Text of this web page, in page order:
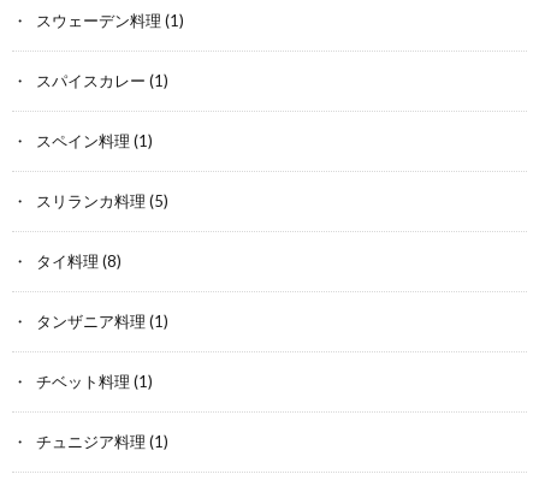
スウェーデン料理 (1)
スパイスカレー (1)
スペイン料理 (1)
スリランカ料理 (5)
タイ料理 (8)
タンザニア料理 (1)
チベット料理 (1)
チュニジア料理 (1)